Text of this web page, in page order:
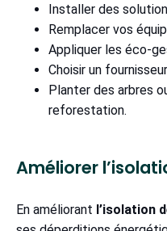
Installer des
Remplacer vos
Appliquer les éco-
Choisir un
Planter des arbres
reforestation.
Améliorer
En améliorant l’isolation